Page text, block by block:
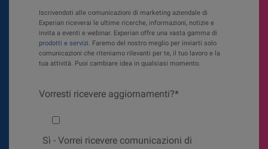
Iscrivendoti alle comunicazioni di marketing aziendale di
Experian riceverai le ultime ricerche, informazioni, notizie e
invita a eventi e webinar. Experian offre una vasta gamma di
prodotti e servizi. Faremo del nostro meglio per inviarti solo
comunicazioni che riteniamo rilevanti per te, il tuo lavoro e la
tua attività. Puoi cambiare idea in qualsiasi momento.
Vorresti ricevere aggiornamenti?*
Would you like to hear from us?
Sì - Vorrei ricevere comunicazioni di